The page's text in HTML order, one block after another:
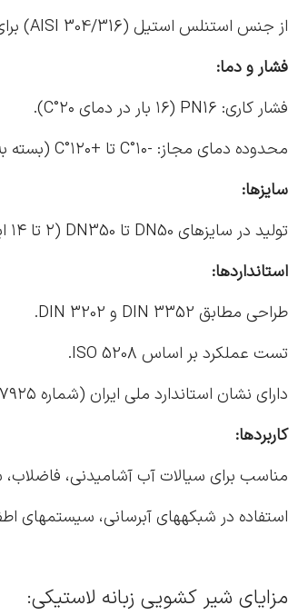
از جنس استنلس استیل (AISI 304/316) برای مقاومت در برابر خوردگی و انتقال نیروی دقیق به زبانه.
فشار و دما:
فشار کاری: PN16 (۱۶ بار در دمای ۲۰°C).
محدوده دمای مجاز: -۱۰°C تا +۱۲۰°C (بسته به جنس واشر لاستیکی).
سایزها:
تولید در سایزهای DN50 تا DN350 (۲ تا ۱۴ اینچ).
استانداردها:
طراحی مطابق DIN 3352 و DIN 3202.
تست عملکرد بر اساس ISO 5208.
دارای نشان استاندارد ملی ایران (شماره ۷۷۳۶۵۵۰۷۹۲۵) و گواهی آب و خاک.
کاربردها:
مناسب برای سیالات آب آشامیدنی، فاضلاب،
استفاده در شبکههای آبرسانی، سیستمهای
مزایای شیر کشویی زبانه لاستیکی: